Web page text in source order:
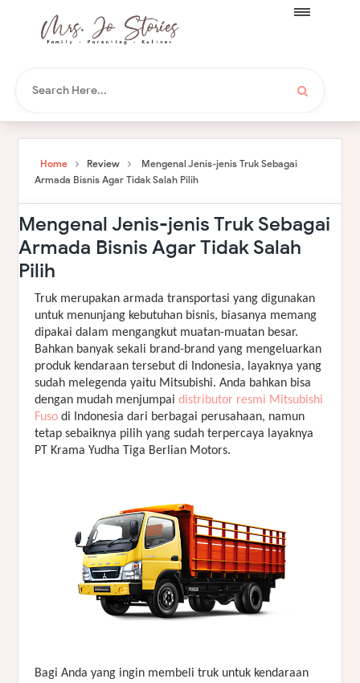
Home Review
Mengenal Jenis-jenis Truk Sebagai
Armada Bisnis Agar Tidak Salah Pilih
Mengenal Jenis-jenis Truk Sebagai
Armada Bisnis Agar Tidak Salah
Pilih
Truk merupakan armada transportasi yang digunakan
untuk menunjang kebutuhan bisnis, biasanya memang
dipakai dalam mengangkut muatan-muatan besar.
Bahkan banyak sekali brand-brand yang mengeluarkan
produk kendaraan tersebut di Indonesia, layaknya yang
sudah melegenda yaitu Mitsubishi. Anda bahkan bisa
dengan mudah menjumpaidistributor resmi Mitsubishi
Fuso di Indonesia dari berbagai perusahaan, namun
tetap sebaiknya pilih yang sudah terpercaya layaknya
PT Krama Yudha Tiga Berlian Motors.
Bagi Anda yang ingin membeli truk untuk kendaraan